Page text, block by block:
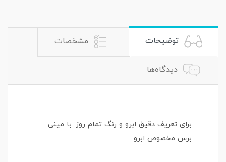
توضیحات مشخصات
دیدگاه‌ها
برای تعریف دقیق ابرو و رنگ تمام روز. با مینی
برس مخصوص ابرو